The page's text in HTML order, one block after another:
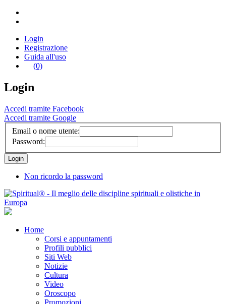
Login
Registrazione
Guida all'uso
(0)
Login
Accedi tramite Facebook
Accedi tramite Google
Email o nome utente:
Password:
Non ricordo la password
Home
Corsi e appuntamenti
Profili pubblici
Siti Web
Notizie
Cultura
Video
Oroscopo